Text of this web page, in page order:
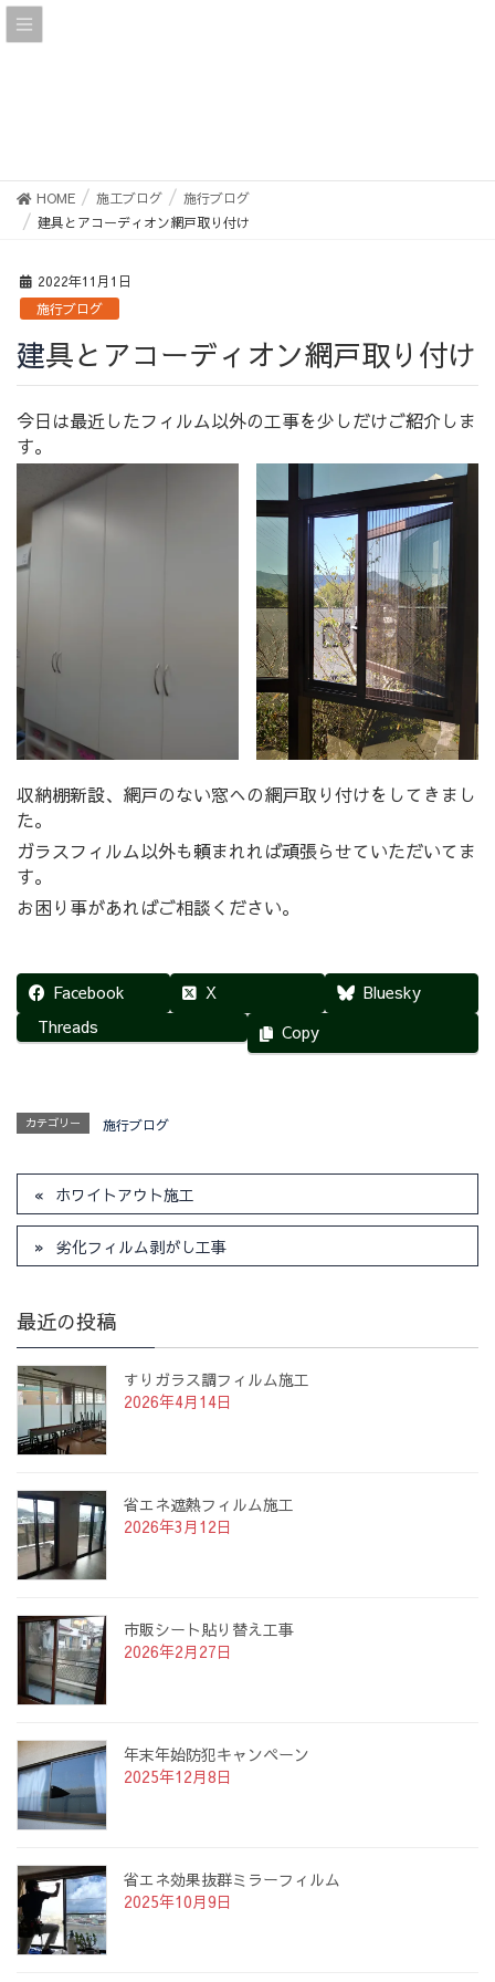
HOME 施工ブログ
施行ブログ
建具とアコーディオン網戸取り付け
2022年11月1日
施行ブログ
建具とアコーディオン網戸取り付け
今日は最近したフィルム以外の工事を少しだけご紹介しま
す。
収納棚新設、網戸のない窓への網戸取り付けをしてきまし
た。
ガラスフィルム以外も頼まれれば頑張らせていただいてま
す。
お困り事があればご相談ください。
Facebook X
Bluesky
Threads
Copy
カテゴリー 施行ブログ
ホワイトアウト施工
劣化フィルム剥がし工事
最近の投稿
すりガラス調フィルム施工
2026年4月14日
省エネ遮熱フィルム施工
2026年3月12日
市販シート貼り替え工事
2026年2月27日
年末年始防犯キャンペーン
2025年12月8日
省エネ効果抜群ミラーフィルム
2025年10月9日